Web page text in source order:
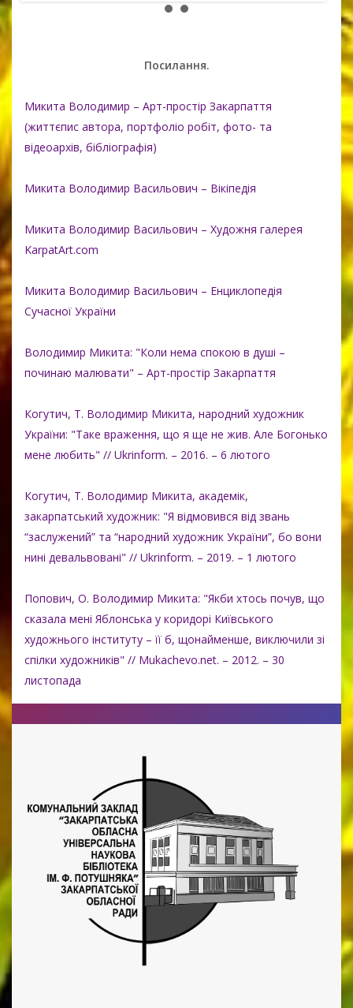
Посилання.
Микита Володимир – Арт-простір Закарпаття
(життєпис автора, портфоліо робіт, фото- та
відеоархів, бібліографія)
Микита Володимир Васильович – Вікіпедія
Микита Володимир Васильович – Художня галерея
KarpatArt.com
Микита Володимир Васильович – Енциклопедія
Сучасної України
Володимир Микита: "Коли нема спокою в душі –
починаю малювати" – Арт-простір Закарпаття
Когутич, Т. Володимир Микита, народний художник
України: "Таке враження, що я ще не жив. Але Богонько
мене любить" // Ukrinform. – 2016. – 6 лютого
Когутич, Т. Володимир Микита, академік,
закарпатський художник: "Я відмовився від звань
“заслужений” та “народний художник України”, бо вони
нині девальвовані" // Ukrinform. – 2019. – 1 лютого
Попович, О. Володимир Микита: "Якби хтось почув, що
сказала мені Яблонська у коридорі Київського
художнього інституту – її б, щонайменше, виключили зі
спілки художників" // Mukachevo.net. – 2012. – 30
листопада